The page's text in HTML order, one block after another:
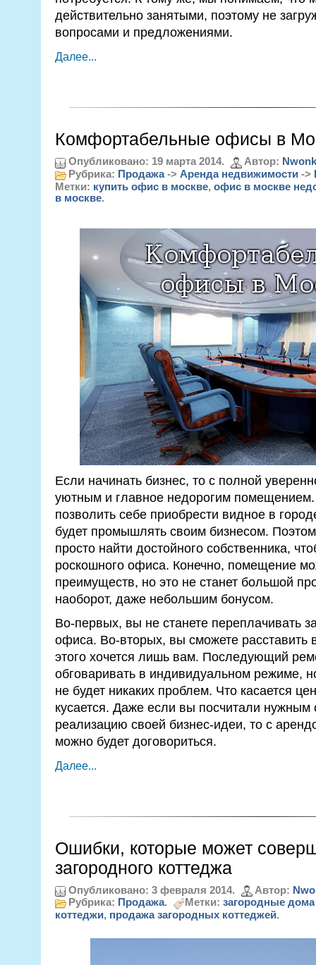
действительно занятыми, поэтому не
вопросами и предложениями.
Далее...
Комфортабельные офисы в
Опубликовано: 19 марта 2014. Автор:
Рубрика: Продажа-> Аренда недвижимости->
Метки: купить офис в москве, офис в москве
в москве.
Если начинать бизнес, то с полной
уютным и главное недорогим
позволить себе приобрести видное в
будет промышлять своим бизнесом.
просто найти достойного собственника,
роскошного офиса. Конечно, помещение
преимуществ, но это не станет большой
наоборот, даже небольшим бонусом.
Во-первых, вы не станете переплачивать
офиса. Во-вторых, вы сможете расставить
этого хочется лишь вам. Последующий
обговаривать в индивидуальном режиме,
не будет никаких проблем. Что касается
кусается. Даже если вы посчитали
реализацию своей бизнес-идеи, то с
можно будет договориться.
Далее...
Ошибки, которые может
загородного коттеджа
Опубликовано: 3 февраля 2014. Автор:
Рубрика: Продажа. Метки: загородные
коттеджи, продажа загородных коттеджей.